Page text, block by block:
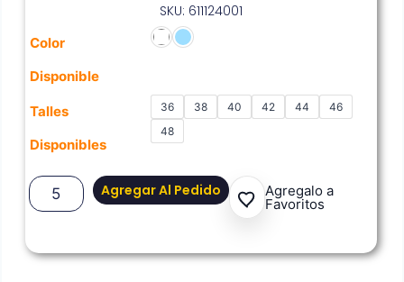
SKU: 611124001
Color
Disponible
Talles
Disponibles
36 38 40 42 44
46
48
Agregar Al Pedido Agregalo a
Favoritos